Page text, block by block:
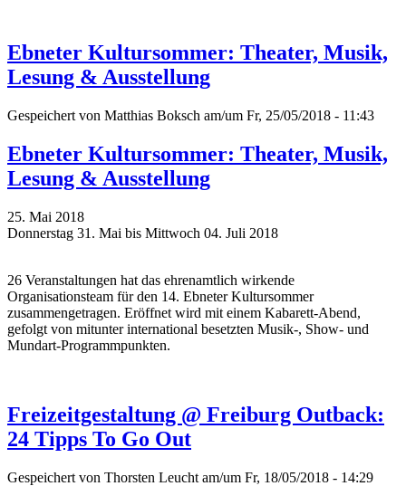
Ebneter Kultursommer: Theater, Musik,
Lesung & Ausstellung
Gespeichert von Matthias Boksch am/um Fr, 25/05/2018 - 11:43
Ebneter Kultursommer: Theater, Musik,
Lesung & Ausstellung
25. Mai 2018
Donnerstag 31. Mai bis Mittwoch 04. Juli 2018
26 Veranstaltungen hat das ehrenamtlich wirkende
Organisationsteam für den 14. Ebneter Kultursommer
zusammengetragen. Eröffnet wird mit einem Kabarett-Abend,
gefolgt von mitunter international besetzten Musik-, Show- und
Mundart-Programmpunkten.
Freizeitgestaltung @ Freiburg Outback:
24 Tipps To Go Out
Gespeichert von Thorsten Leucht am/um Fr, 18/05/2018 - 14:29